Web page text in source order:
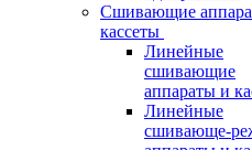
Сшивающие
кассеты
Линейные
сшивающие
аппараты и
Линейные
сшивающе-